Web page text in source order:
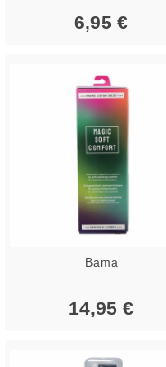
6,95 €
Bama
14,95 €